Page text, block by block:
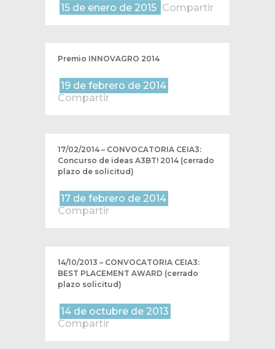
15 de enero de 2015 Compartir
Premio INNOVAGRO 2014
19 de febrero de 2014
Compartir
17/02/2014 – CONVOCATORIA CEIA3:
Concurso de ideas A3BT! 2014 (cerrado
plazo de solicitud)
17 de febrero de 2014
Compartir
14/10/2013 – CONVOCATORIA CEIA3:
BEST PLACEMENT AWARD (cerrado
plazo solicitud)
14 de octubre de 2013
Compartir